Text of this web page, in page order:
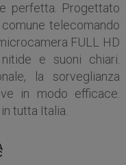
perfetta. Progettato
telecomando
FULL HD
e suoni chiari.
la sorveglianza
in modo efficace.
tutta Italia.